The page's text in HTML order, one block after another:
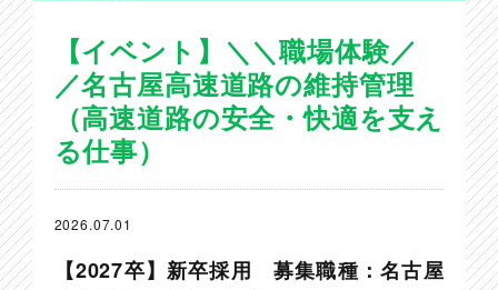
【イベント】＼＼職場体験／
／名古屋高速道路の維持管理
（高速道路の安全・快適を支え
る仕事）
2026.07.01
【2027卒】新卒採用募集職種：名古屋